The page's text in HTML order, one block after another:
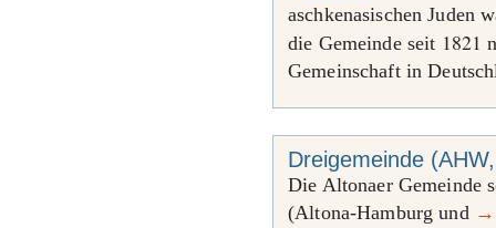
aschkenasischen Juden
die Gemeinde seit 1821
Gemeinschaft in
Dreigemeinde
Die Altonaer Gemeinde
(Altona-Hamburg und →